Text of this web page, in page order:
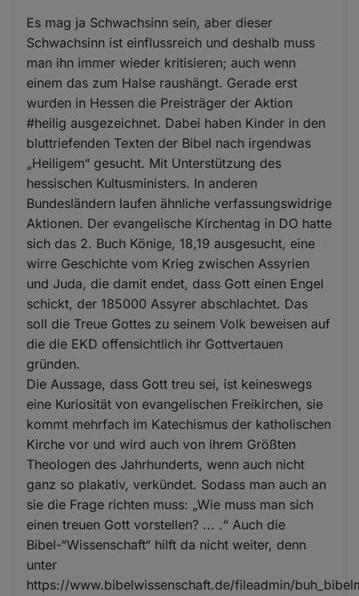
Es mag ja Schwachsinn sein, aber dieser
Schwachsinn ist einflussreich und deshalb muss
man ihn immer wieder kritisieren; auch wenn
einem das zum Halse raushängt. Gerade erst
wurden in Hessen die Preisträger der Aktion
#heilig ausgezeichnet. Dabei haben Kinder in den
bluttriefenden Texten der Bibel nach irgendwas
„Heiligem“ gesucht. Mit Unterstützung des
hessischen Kultusministers. In anderen
Bundesländern laufen ähnliche verfassungswidrige
Aktionen. Der evangelische Kirchentag in DO hatte
sich das 2. Buch Könige, 18,19 ausgesucht, eine
wirre Geschichte vom Krieg zwischen Assyrien
und Juda, die damit endet, dass Gott einen Engel
schickt, der 185000 Assyrer abschlachtet. Das
soll die Treue Gottes zu seinem Volk beweisen auf
die die EKD offensichtlich ihr Gottvertauen
gründen.
Die Aussage, dass Gott treu sei, ist keineswegs
eine Kuriosität von evangelischen Freikirchen, sie
kommt mehrfach im Katechismus der katholischen
Kirche vor und wird auch von ihrem Größten
Theologen des Jahrhunderts, wenn auch nicht
ganz so plakativ, verkündet. Sodass man auch an
sie die Frage richten muss: „Wie muss man sich
einen treuen Gott vorstellen? ... .“ Auch die
Bibel-“Wissenschaft“ hilft da nicht weiter, denn
unter
https://www.bibelwissenschaft.de/fileadmin/